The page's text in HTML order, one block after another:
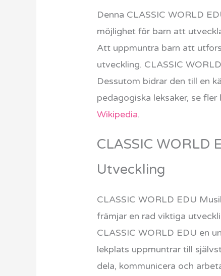
Denna CLASSIC WORLD
möjlighet för barn att
Att uppmuntra barn att
utveckling. CLASSIC
Dessutom bidrar den till en
pedagogiska leksaker, se
Wikipedia.
CLASSIC WORLD
Utveckling
CLASSIC WORLD EDU
främjar en rad viktiga
CLASSIC WORLD EDU en
lekplats uppmuntrar till
dela, kommunicera och